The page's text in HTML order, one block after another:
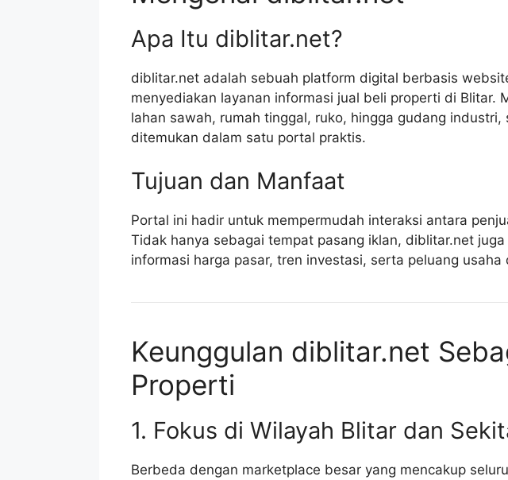
Apa Itu diblitar.net?
diblitar.net adalah sebuah platform digital berbasis
menyediakan layanan informasi jual beli properti di Blitar.
lahan sawah, rumah tinggal, ruko, hingga gudang industri,
ditemukan dalam satu portal praktis.
Tujuan dan Manfaat
Portal ini hadir untuk mempermudah interaksi antara
Tidak hanya sebagai tempat pasang iklan, diblitar.net
informasi harga pasar, tren investasi, serta peluang
Keunggulan diblitar.net
Properti
1. Fokus di Wilayah Blitar dan
Berbeda dengan marketplace besar yang mencakup